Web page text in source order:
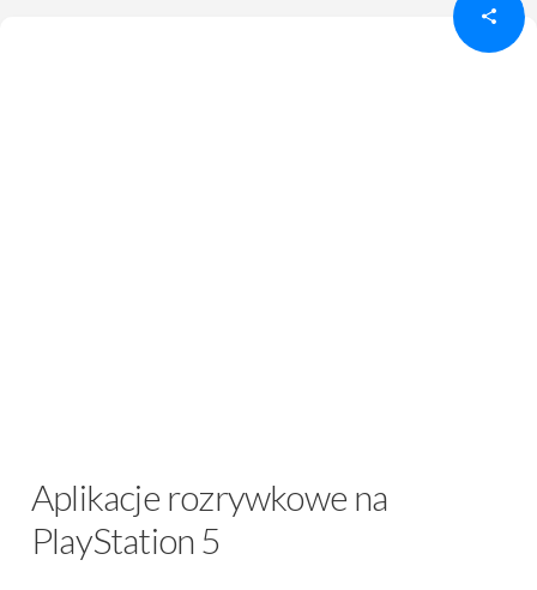
Aplikacje rozrywkowe na
PlayStation 5